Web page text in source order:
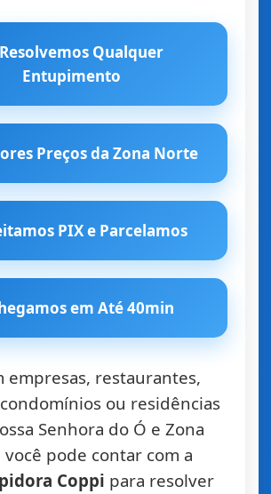
Qualquer
Entupimento
Preços da Zona Norte
PIX e Parcelamos
em Até 40min
empresas, restaurantes,
ou residências
Senhora do Ó e Zona
pode contar com a
Coppi para resolver